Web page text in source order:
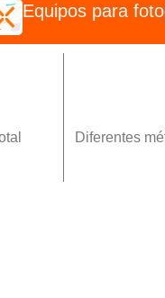
Equipos para
tu
Tu